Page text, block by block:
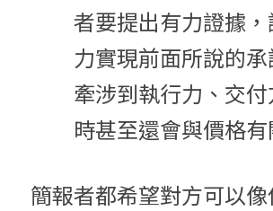
者要提出有力證據
力實現前面所說的
牽涉到執行力、交
時甚至還會與價格有
簡報者都希望對方可以